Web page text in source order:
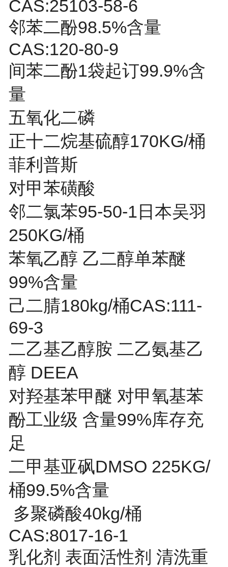
CAS:25103-58-6
邻苯二酚98.5%含量
CAS:120-80-9
间苯二酚1袋起订99.9%含
量
五氧化二磷
正十二烷基硫醇170KG/桶
菲利普斯
对甲苯磺酸
邻二氯苯95-50-1日本吴羽
250KG/桶
苯氧乙醇 乙二醇单苯醚
99%含量
己二腈180kg/桶CAS:111-
69-3
二乙基乙醇胺 二乙氨基乙
醇 DEEA
对羟基苯甲醚 对甲氧基苯
酚工业级 含量99%库存充
足
二甲基亚砜DMSO 225KG/
桶99.5%含量
多聚磷酸40kg/桶
CAS:8017-16-1
乳化剂 表面活性剂 清洗重